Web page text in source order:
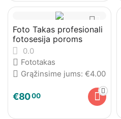
Foto Takas profesionali
fotosesija poroms
0.0
Fototakas
Grąžinsime jums: €4.00
€8000